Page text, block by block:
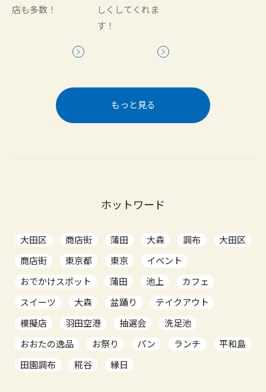
店も多数！
しくしてくれま
す！
もっと見る
ホットワード
大田区 商店街 蒲田 大森 調布
大田区
商店街
東京都 東京
イベント
おでかけスポット
蒲田 池上
カフェ
スイーツ
大森 盆踊り
テイクアウト
模擬店
羽田空港 抽選会
洗足池
おおたの逸品
お祭り パン ランチ
平和島
田園調布
糀谷 縁日